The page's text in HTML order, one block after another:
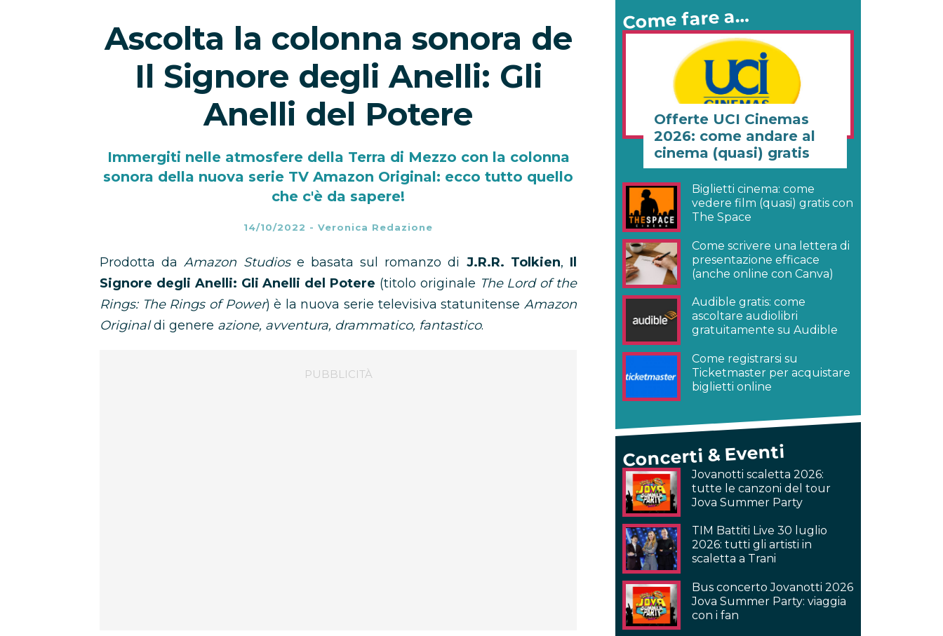
Ascolta la colonna sonora de
Il Signore degli Anelli: Gli
Anelli del Potere
Immergiti nelle atmosfere della Terra di Mezzo con la colonna
sonora della nuova serie TV Amazon Original: ecco tutto quello
che c'è da sapere!
14/10/2022 - Veronica Redazione
Prodotta daAmazon Studios e basata sul romanzo di J.R.R. Tolkien, Il
Signore degli Anelli: Gli Anelli del Potere (titolo originale The Lord of the
Rings: The Rings of Power) è la nuova serie televisiva statunitenseAmazon
Originaldi genere azione, avventura, drammatico, fantastico.
Come fare a…
Offerte UCI Cinemas
2026: come andare al
cinema (quasi) gratis
Biglietti cinema: come
vedere film (quasi) gratis con
The Space
Come scrivere una lettera di
presentazione efficace
(anche online con Canva)
Audible gratis: come
ascoltare audiolibri
gratuitamente su Audible
Come registrarsi su
Ticketmaster per acquistare
biglietti online
Concerti & Eventi
Jovanotti scaletta 2026:
tutte le canzoni del tour
Jova Summer Party
TIM Battiti Live 30 luglio
2026: tutti gli artisti in
scaletta a Trani
Bus concerto Jovanotti 2026
Jova Summer Party: viaggia
con i fan